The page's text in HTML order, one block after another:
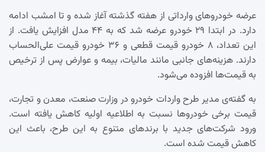
عرضه خودروهای وارداتی از هفته گذشته آغاز شده و تا امشب ادامه
دارد. در ابتدا ۲۹ خودرو عرضه شد که به ۴۴ مدل افزایش یافت. از
این تعداد، ۸ خودرو قیمت قطعی و ۳۶ خودرو قیمت علی‌الحساب
دارند. هزینه‌های جانبی مانند مالیات، بیمه و عوارض پس از ترخیص
به قیمت‌ها افزوده می‌شود.
به گفته‌ی مدیر طرح واردات خودرو در وزارت صنعت، معدن و تجارت،
قیمت برخی خودروها نسبت به اطلاعیه اولیه کاهش یافته است.
ورود شرکت‌های جدید با برندهای متنوع به این طرح، باعث این
کاهش قیمت شده است.